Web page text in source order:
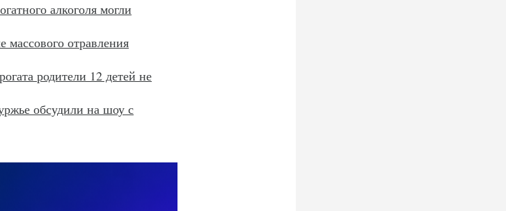
алкоголя могли
массового отравления
родители 12 детей не
обсудили на шоу с